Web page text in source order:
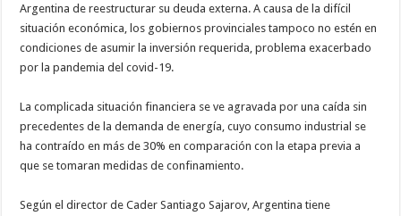
Argentina de reestructurar su deuda externa. A causa de la difícil
situación económica, los gobiernos provinciales tampoco no estén en
condiciones de asumir la inversión requerida, problema exacerbado
por la pandemia del covid-19.
La complicada situación financiera se ve agravada por una caída sin
precedentes de la demanda de energía, cuyo consumo industrial se
ha contraído en más de 30% en comparación con la etapa previa a
que se tomaran medidas de confinamiento.
Según el director de Cader Santiago Sajarov, Argentina tiene